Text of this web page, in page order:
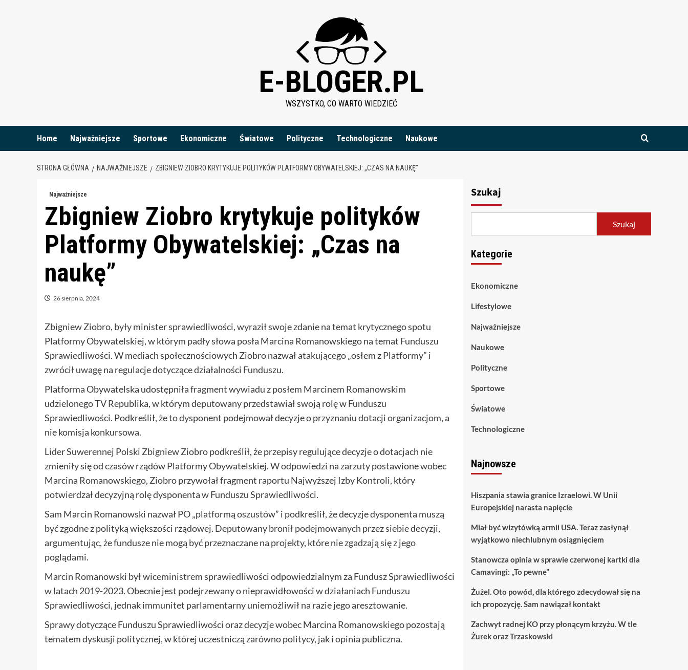
E-BLOGER.PL
WSZYSTKO, CO WARTO WIEDZIEĆ
Home Najważniejsze Sportowe Ekonomiczne Światowe Polityczne Technologiczne Naukowe
STRONA GŁÓWNA NAJWAŻNIEJSZE ZBIGNIEW ZIOBRO KRYTYKUJE POLITYKÓW PLATFORMY OBYWATELSKIEJ: „CZAS NA NAUKĘ”
Najważniejsze
Zbigniew Ziobro krytykuje polityków
Platformy Obywatelskiej: „Czas na
naukę”
26 sierpnia, 2024
Zbigniew Ziobro, były minister sprawiedliwości, wyraził swoje zdanie na temat krytycznego spotu
Platformy Obywatelskiej, w którym padły słowa posła Marcina Romanowskiego na temat Funduszu
Sprawiedliwości. W mediach społecznościowych Ziobro nazwał atakującego „osłem z Platformy” i
zwrócił uwagę na regulacje dotyczące działalności Funduszu.
Platforma Obywatelska udostępniła fragment wywiadu z posłem Marcinem Romanowskim
udzielonego TV Republika, w którym deputowany przedstawiał swoją rolę w Funduszu
Sprawiedliwości. Podkreślił, że to dysponent podejmował decyzje o przyznaniu dotacji organizacjom, a
nie komisja konkursowa.
Lider Suwerennej Polski Zbigniew Ziobro podkreślił, że przepisy regulujące decyzje o dotacjach nie
zmieniły się od czasów rządów Platformy Obywatelskiej. W odpowiedzi na zarzuty postawione wobec
Marcina Romanowskiego, Ziobro przywołał fragment raportu Najwyższej Izby Kontroli, który
potwierdzał decyzyjną rolę dysponenta w Funduszu Sprawiedliwości.
Sam Marcin Romanowski nazwał PO „platformą oszustów” i podkreślił, że decyzje dysponenta muszą
być zgodne z polityką większości rządowej. Deputowany bronił podejmowanych przez siebie decyzji,
argumentując, że fundusze nie mogą być przeznaczane na projekty, które nie zgadzają się z jego
poglądami.
Marcin Romanowski był wiceministrem sprawiedliwości odpowiedzialnym za Fundusz Sprawiedliwości
w latach 2019-2023. Obecnie jest podejrzewany o nieprawidłowości w działaniach Funduszu
Sprawiedliwości, jednak immunitet parlamentarny uniemożliwił na razie jego aresztowanie.
Sprawy dotyczące Funduszu Sprawiedliwości oraz decyzje wobec Marcina Romanowskiego pozostają
tematem dyskusji politycznej, w której uczestniczą zarówno politycy, jak i opinia publiczna.
Szukaj
Szukaj
Kategorie
Ekonomiczne
Lifestylowe
Najważniejsze
Naukowe
Polityczne
Sportowe
Światowe
Technologiczne
Najnowsze
Hiszpania stawia granice Izraelowi. W Unii
Europejskiej narasta napięcie
Miał być wizytówką armii USA. Teraz zasłynął
wyjątkowo niechlubnym osiągnięciem
Stanowcza opinia w sprawie czerwonej kartki dla
Camavingi: „To pewne”
Żużel. Oto powód, dla którego zdecydował się na
ich propozycję. Sam nawiązał kontakt
Zachwyt radnej KO przy płonącym krzyżu. W tle
Żurek oraz Trzaskowski